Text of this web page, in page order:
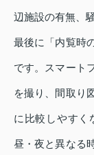
辺施設の有無、
最後に「内覧時
です。スマート
を撮り、間取り
に比較しやすく
昼・夜と異なる